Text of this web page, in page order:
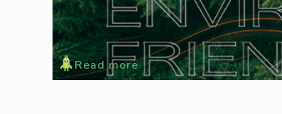
在2021年11月，為期兩週的COP26聯合國氣候大會
時程表。無論是使用再生能源、環保材料，或是植樹
Read more